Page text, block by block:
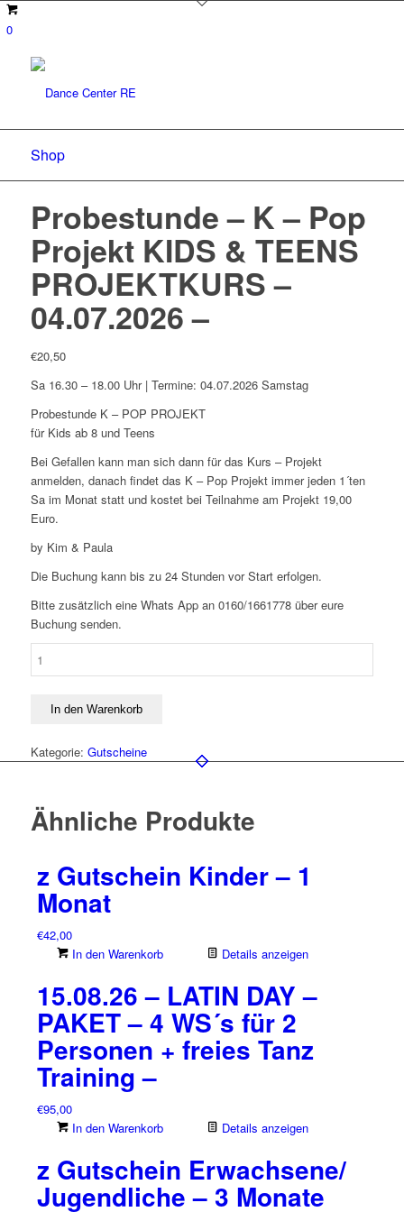
0
Shop
Probestunde – K – Pop
Projekt KIDS & TEENS
PROJEKTKURS –
04.07.2026 –
€20,50
Sa 16.30 – 18.00 Uhr | Termine: 04.07.2026 Samstag
Probestunde K – POP PROJEKT
für Kids ab 8 und Teens
Bei Gefallen kann man sich dann für das Kurs – Projekt
anmelden, danach findet das K – Pop Projekt immer jeden 1´ten
Sa im Monat statt und kostet bei Teilnahme am Projekt 19,00
Euro.
by Kim & Paula
Die Buchung kann bis zu 24 Stunden vor Start erfolgen.
Bitte zusätzlich eine Whats App an 0160/1661778 über eure
Buchung senden.
Projekt
KIDS
TEENS
PROJEKTKURS
Menge
In den Warenkorb
Kategorie: Gutscheine
Ähnliche Produkte
z Gutschein Kinder – 1
Monat
€42,00
In den Warenkorb
Details anzeigen
15.08.26 – LATIN DAY –
PAKET – 4 WS´s für 2
Personen + freies Tanz
Training –
€95,00
In den Warenkorb
Details anzeigen
z Gutschein Erwachsene/
Jugendliche – 3 Monate